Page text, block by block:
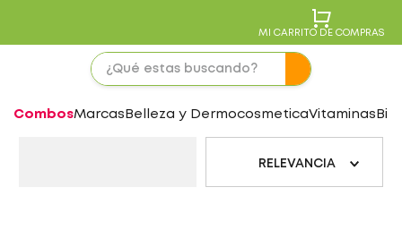
MI CARRITO DE COMPRAS
CombosMarcas Belleza y DermocosmeticaVitaminas
RELEVANCIA